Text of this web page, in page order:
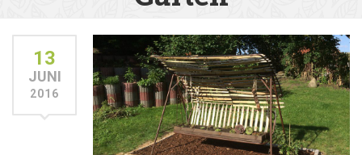
13
JUNI
2016